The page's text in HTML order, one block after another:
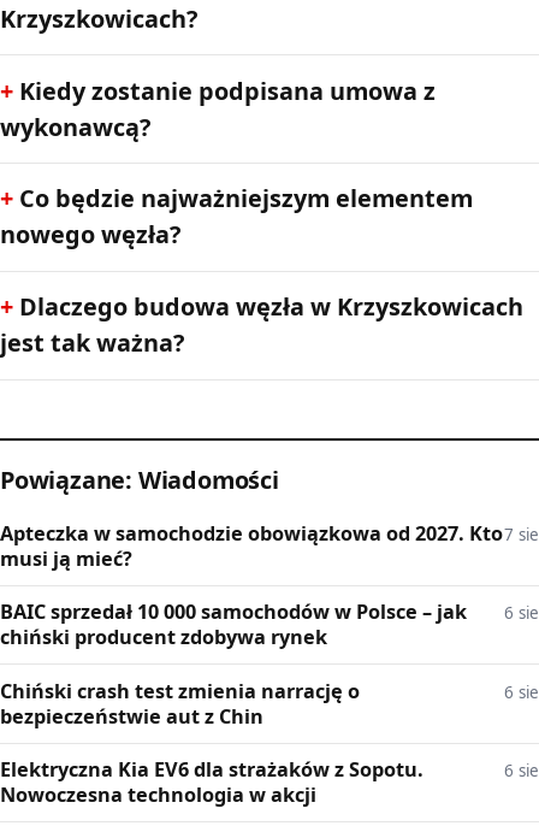
Krzyszkowicach?
Kiedy zostanie podpisana umowa z
wykonawcą?
Co będzie najważniejszym elementem
nowego węzła?
Dlaczego budowa węzła w Krzyszkowicach
jest tak ważna?
Powiązane: Wiadomości
Apteczka w samochodzie obowiązkowa od 2027. Kto
musi ją mieć?
7 sie
BAIC sprzedał 10 000 samochodów w Polsce – jak
chiński producent zdobywa rynek
6 sie
Chiński crash test zmienia narrację o
bezpieczeństwie aut z Chin
6 sie
Elektryczna Kia EV6 dla strażaków z Sopotu.
Nowoczesna technologia w akcji
6 sie